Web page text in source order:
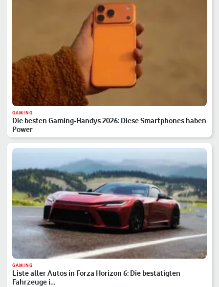
GAMING
Die besten Gaming-Handys 2026: Diese Smartphones haben
Power
GAMING
Liste aller Autos in Forza Horizon 6: Die bestätigten
Fahrzeuge i…